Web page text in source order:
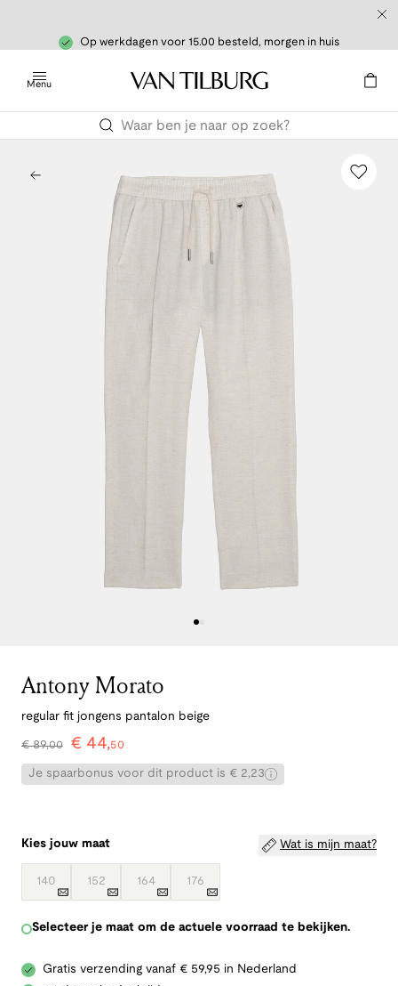
Op werkdagen voor 15.00 besteld, morgen in huis
Menu
Antony Morato
regular fit jongens pantalon beige
€89,00 € 44,50
Je spaarbonus voor dit product is € 2,23
Kies jouw maat Wat is mijn maat?
140 152 164 176
Selecteer je maat om de actuele voorraad te bekijken.
Gratis verzending vanaf € 59,95 in Nederland